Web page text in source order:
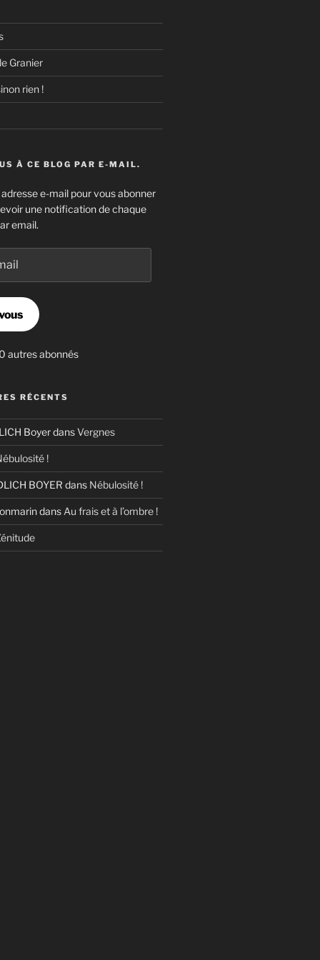
Granier
rien !
À CE BLOG PAR E-MAIL.
e-mail pour vous abonner
une notification de chaque
email.
autres abonnés
RÉCENTS
BoyerdansVergnes
!
BOYER dans Nébulosité !
dans Au frais et à l’ombre !